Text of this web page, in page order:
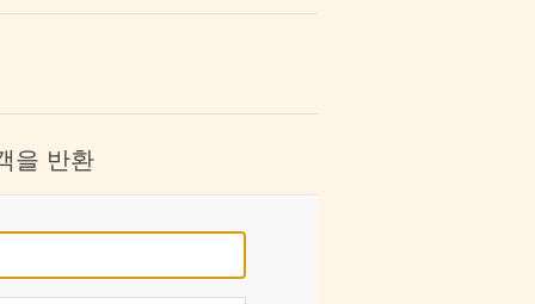
을 반환